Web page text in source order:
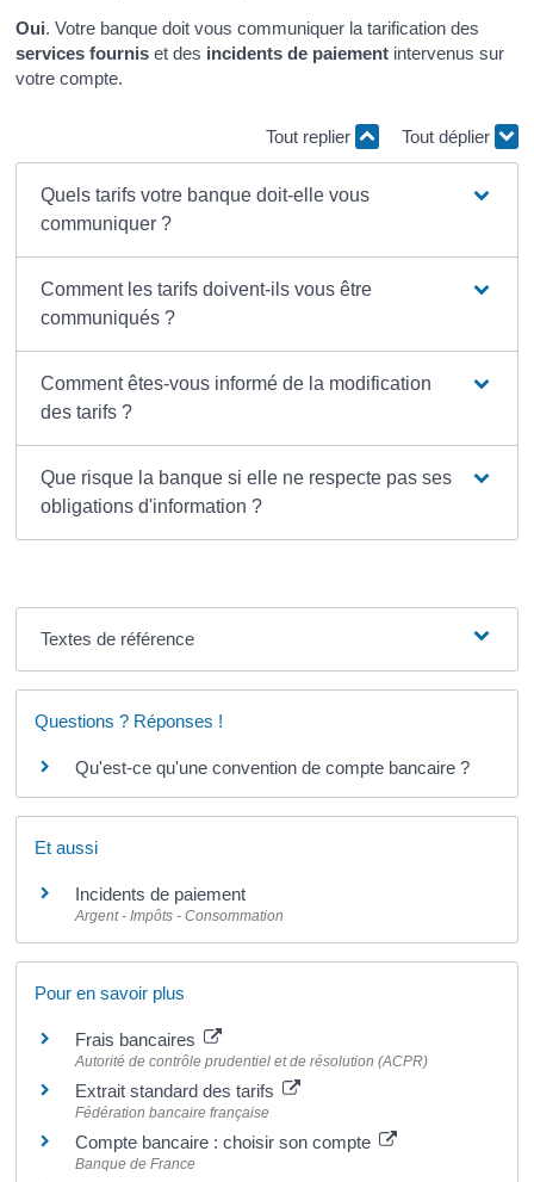
Oui. Votre banque doit vous communiquer la tarification des
services fournis et des incidents de paiement intervenus sur
votre compte.
Tout replier Tout déplier
Quels tarifs votre banque doit-elle vous
communiquer ?
Comment les tarifs doivent-ils vous être
communiqués ?
Comment êtes-vous informé de la modification
des tarifs ?
Que risque la banque si elle ne respecte pas ses
obligations d'information ?
Textes de référence
Questions ? Réponses !
Qu'est-ce qu'une convention de compte bancaire ?
Et aussi
Incidents de paiement
Argent - Impôts - Consommation
Pour en savoir plus
Frais bancaires
Autorité de contrôle prudentiel et de résolution (ACPR)
Extrait standard des tarifs
Fédération bancaire française
Compte bancaire : choisir son compte
Banque de France